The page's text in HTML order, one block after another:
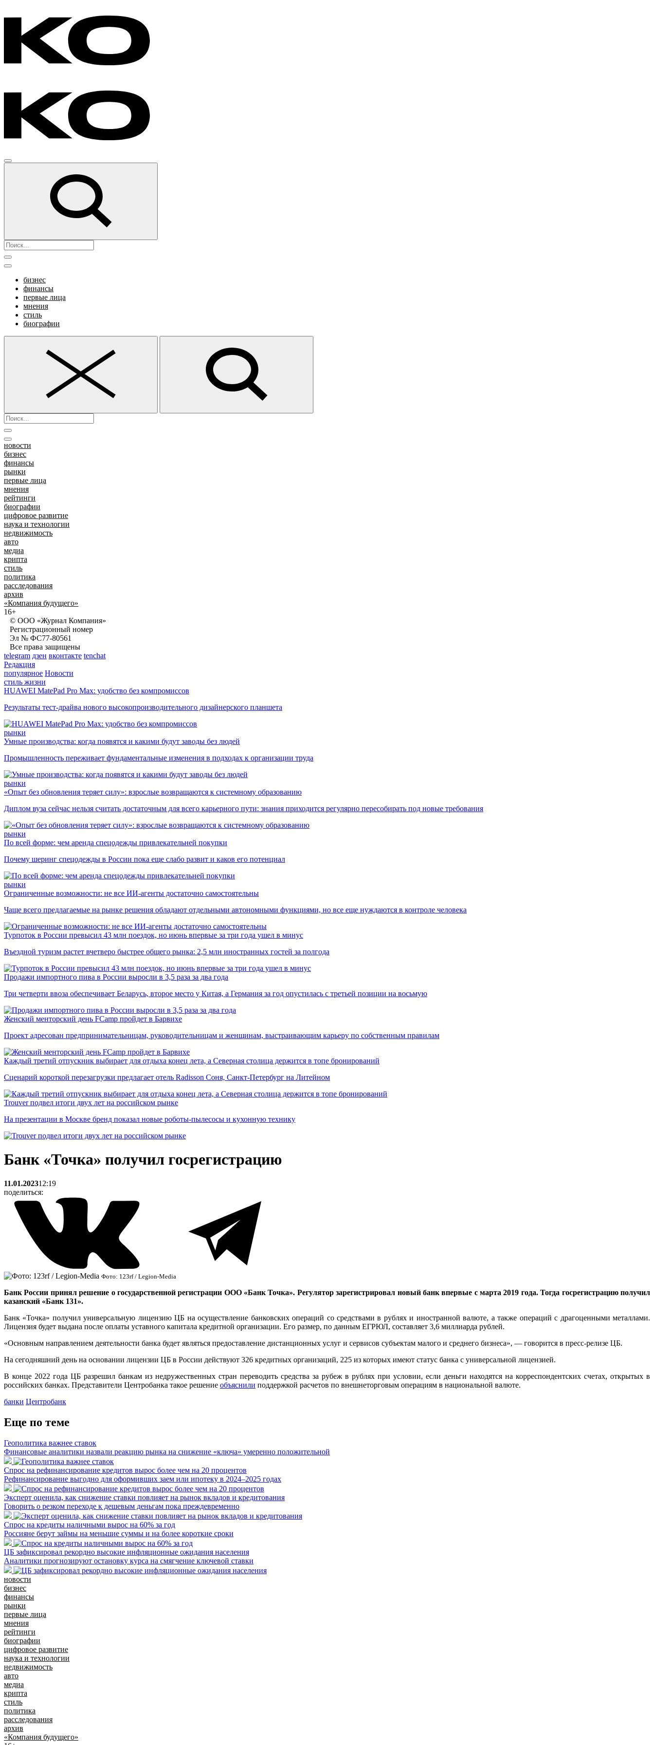
бизнес
финансы
первые лица
мнения
стиль
биографии
новости
бизнес
финансы
рынки
первые лица
мнения
рейтинги
биографии
цифровое развитие
наука и технологии
недвижимость
авто
медиа
крипта
стиль
политика
расследования
архив
«Компания будущего»
16+
© ООО «Журнал Компания»
Регистрационный номер
Эл № ФС77-80561
Все права защищены
telegram дзен вконтакте tenchat
Редакция
популярное Новости
стиль жизни
HUAWEI MatePad Pro Max: удобство без компромиссов
Результаты тест-драйва нового высокопроизводительного дизайнерского планшета
рынки
Умные производства: когда появятся и какими будут заводы без людей
Промышленность переживает фундаментальные изменения в подходах к организации труда
рынки
«Опыт без обновления теряет силу»: взрослые возвращаются к системному образованию
Диплом вуза сейчас нельзя считать достаточным для всего карьерного пути: знания приходится регулярно пересобирать под новые требования
рынки
По всей форме: чем аренда спецодежды привлекательней покупки
Почему шеринг спецодежды в России пока еще слабо развит и каков его потенциал
рынки
Ограниченные возможности: не все ИИ-агенты достаточно самостоятельны
Чаще всего предлагаемые на рынке решения обладают отдельными автономными функциями, но все еще нуждаются в контроле человека
Турпоток в России превысил 43 млн поездок, но июнь впервые за три года ушел в минус
Въездной туризм растет вчетверо быстрее общего рынка: 2,5 млн иностранных гостей за полгода
Продажи импортного пива в России выросли в 3,5 раза за два года
Три четверти ввоза обеспечивает Беларусь, второе место у Китая, а Германия за год опустилась с третьей позиции на восьмую
Женский менторский день FCamp пройдет в Барвихе
Проект адресован предпринимательницам, руководительницам и женщинам, выстраивающим карьеру по собственным правилам
Каждый третий отпускник выбирает для отдыха конец лета, а Северная столица держится в топе бронирований
Сценарий короткой перезагрузки предлагает отель Radisson Соня, Санкт-Петербург на Литейном
Trouver подвел итоги двух лет на российском рынке
На презентации в Москве бренд показал новые роботы-пылесосы и кухонную технику
Банк «Точка» получил госрегистрацию
11.01.202312:19
поделиться:
Фото: 123rf / Legion-Media
Банк России принял решение о государственной регистрации ООО «Банк Точка». Регулятор зарегистрировал новый банк впервые с марта 2019 года. Тогда госрегистрацию получил
казанский «Банк 131».
Банк «Точка» получил универсальную лицензию ЦБ на осуществление банковских операций со средствами в рублях и иностранной валюте, а также операций с драгоценными металлами.
Лицензия будет выдана после оплаты уставного капитала кредитной организации. Его размер, по данным ЕГРЮЛ, составляет 3,6 миллиарда рублей.
«Основным направлением деятельности банка будет являться предоставление дистанционных услуг и сервисов субъектам малого и среднего бизнеса», — говорится в пресс-релизе ЦБ.
На сегодняшний день на основании лицензии ЦБ в России действуют 326 кредитных организаций, 225 из которых имеют статус банка с универсальной лицензией.
В конце 2022 года ЦБ разрешил банкам из недружественных стран переводить средства за рубеж в рублях при условии, если деньги находятся на корреспондентских счетах, открытых в
российских банках. Представители Центробанка такое решение объяснили поддержкой расчетов по внешнеторговым операциям в национальной валюте.
банки Центробанк
Еще по теме
Геополитика важнее ставок
Финансовые аналитики назвали реакцию рынка на снижение «ключа» умеренно положительной
Спрос на рефинансирование кредитов вырос более чем на 20 процентов
Рефинансирование выгодно для оформивших заем или ипотеку в 2024–2025 годах
Эксперт оценила, как снижение ставки повлияет на рынок вкладов и кредитования
Говорить о резком переходе к дешевым деньгам пока преждевременно
Спрос на кредиты наличными вырос на 60% за год
Россияне берут займы на меньшие суммы и на более короткие сроки
ЦБ зафиксировал рекордно высокие инфляционные ожидания населения
Аналитики прогнозируют остановку курса на смягчение ключевой ставки
новости
бизнес
финансы
рынки
первые лица
мнения
рейтинги
биографии
цифровое развитие
наука и технологии
недвижимость
авто
медиа
крипта
стиль
политика
расследования
архив
«Компания будущего»